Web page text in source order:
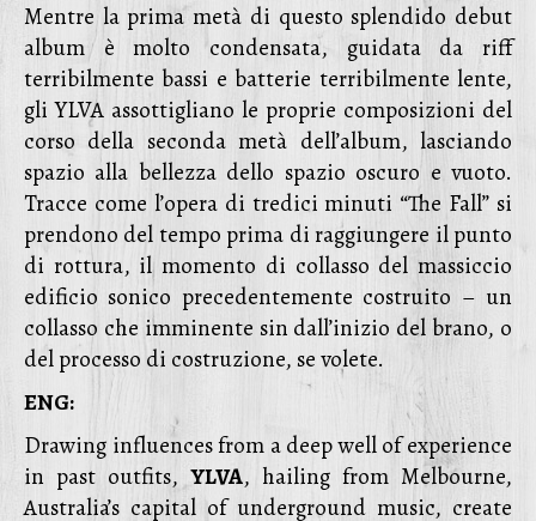
Mentre la prima metà di questo splendido debut
album è molto condensata, guidata da riff
terribilmente bassi e batterie terribilmente lente,
gli YLVA assottigliano le proprie composizioni del
corso della seconda metà dell’album, lasciando
spazio alla bellezza dello spazio oscuro e vuoto.
Tracce come l’opera di tredici minuti “The Fall” si
prendono del tempo prima di raggiungere il punto
di rottura, il momento di collasso del massiccio
edificio sonico precedentemente costruito – un
collasso che imminente sin dall’inizio del brano, o
del processo di costruzione, se volete.
ENG:
Drawing influences from a deep well of experience
in past outfits,YLVA, hailing from Melbourne,
Australia’s capital of underground music, create